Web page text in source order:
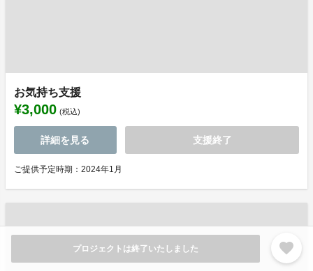
プロジェクトは終了いたしました favorite
お気持ち支援
¥3,000 (税込)
詳細を見る 支援終了
ご提供予定時期：2024年1月